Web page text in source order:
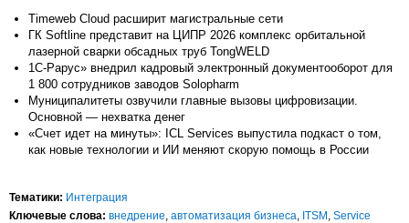
Timeweb Cloud расширит магистральные сети
ГК Softline представит на ЦИПР 2026 комплекс орбитальной
лазерной сварки обсадных труб TongWELD
1С-Рарус» внедрил кадровый электронный документооборот для
1 800 сотрудников заводов Solopharm
Муниципалитеты озвучили главные вызовы цифровизации.
Основной — нехватка денег
«Счет идет на минуты»: ICL Services выпустила подкаст о том,
как новые технологии и ИИ меняют скорую помощь в России
Тематики: Интеграция
Ключевые слова: внедрение, автоматизация бизнеса, ITSM , Service